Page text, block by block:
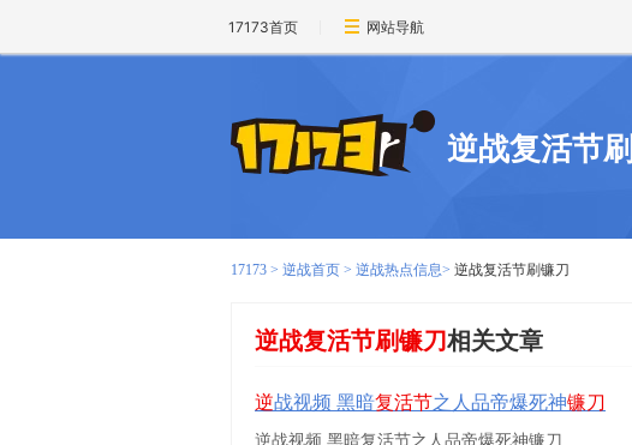
17173首页 网站导航
逆战复活节
17173 > 逆战首页 > 逆战热点信息> 逆战复活节刷镰刀
逆战复活节刷镰刀相关文章
逆战视频 黑暗复活节之人品帝爆死神镰刀
逆战视频 黑暗复活节之人品帝爆死神镰刀